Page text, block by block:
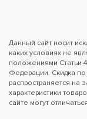
Данный сайт носит
каких условиях не
положениями Статьи
Федерации. Скидка
распространяется на
характеристики
сайте могут